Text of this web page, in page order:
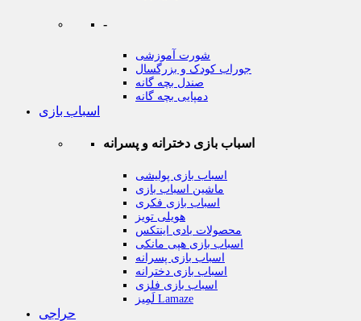
-
شورت آموزشی
جوراب کودک و بزرگسال
صندل بچه گانه
دمپایی بچه گانه
اسباب بازی
اسباب بازی دخترانه و پسرانه
اسباب بازی پولیشی
ماشین اسباب بازی
اسباب بازی فکری
هویلی تویز
محصولات بادی اینتکس
اسباب بازی هپی مانکی
اسباب بازی پسرانه
اسباب بازی دخترانه
اسباب بازی فلزی
لَمِیز Lamaze
حراجی